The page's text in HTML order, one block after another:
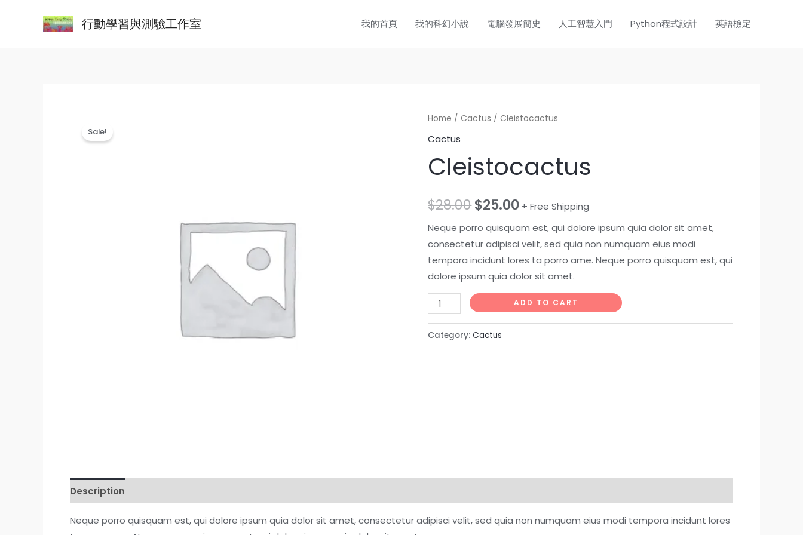
行動學習與測驗工作室 我的首頁 我的科幻小說 電腦發展簡史 人工智慧入門 Python程式設計 英語檢定
Sale!
Home /Cactus / Cleistocactus
Cactus
Cleistocactus
$28.00$25.00 + Free Shipping
Neque porro quisquam est, qui dolore ipsum quia dolor sit amet,
consectetur adipisci velit, sed quia non numquam eius modi
tempora incidunt lores ta porro ame. Neque porro quisquam est, qui
dolore ipsum quia dolor sit amet.
Cleistocactus
quantity
ADD TO CART
Category:Cactus
Description
Neque porro quisquam est, qui dolore ipsum quia dolor sit amet, consectetur adipisci velit, sed quia non numquam eius modi tempora incidunt lores